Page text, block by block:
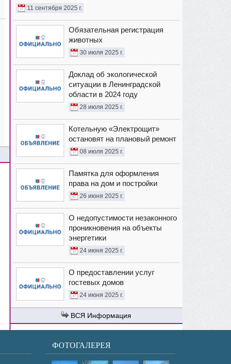
11 сентября 2025 г.
Обязательная регистрация
животных
30 июля 2025 г.
Доклад об экологической
ситуации в Ленинградской
области в 2024 году
28 июля 2025 г.
Котельную «Электрощит»
остановят на плановый ремонт
08 июля 2025 г.
Памятка для оформления
права на дом и постройки
26 июня 2025 г.
О недопустимости незаконного
проникновения на объекты
энергетики
24 июня 2025 г.
О предоставлении услуг
гостевых домов
24 июня 2025 г.
Информация
ФОТОГАЛЕРЕЯ